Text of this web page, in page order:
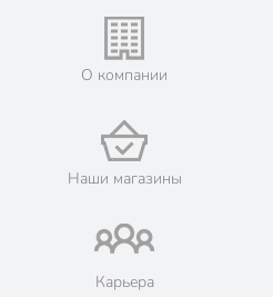
О компании
Наши магазины
Карьера